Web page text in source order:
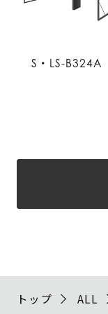
S・LS-B324A
トップ ALL